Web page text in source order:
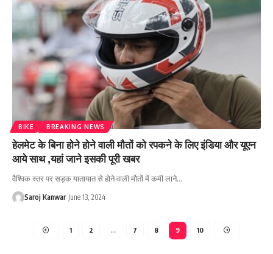
BIKE BREAKING NEWS
हेलमेट के बिना होने होने वाली मौतों को रपकने के लिए इंडिया और यूएन
आये साथ ,यहां जाने इसकी पूरी खबर
वैश्विक स्तर पर सड़क यातायात से होने वाली मौतों में कमी लाने…
Saroj Kanwar June 13, 2024
1 2 … 7 8 9 10